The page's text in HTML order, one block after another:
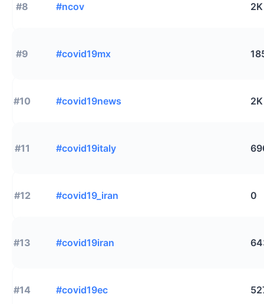
#8 #ncov 2K
#9 #covid19mx
#10 #covid19news 2K
#11 #covid19italy
#12 #covid19_iran 0
#13 #covid19iran
#14 #covid19ec